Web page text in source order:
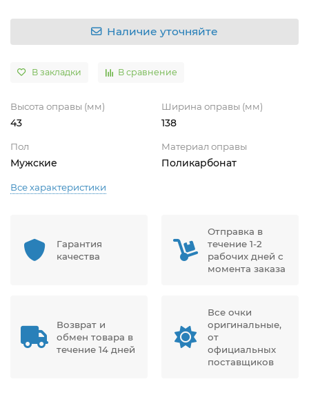
Наличие уточняйте
В закладки В сравнение
Высота оправы (мм)
43
Ширина оправы (мм)
138
Пол
Мужские
Материал оправы
Поликарбонат
Все характеристики
Гарантия
качества
Отправка в
течение 1-2
рабочих дней с
момента заказа
Возврат и
обмен товара в
течение 14 дней
Все очки
оригинальные,
от
официальных
поставщиков